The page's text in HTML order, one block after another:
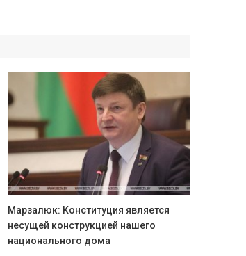
Марзалюк: Конституция является
несущей конструкцией нашего
национального дома